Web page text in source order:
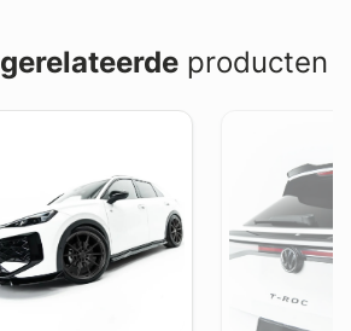
gerelateerdeproducten